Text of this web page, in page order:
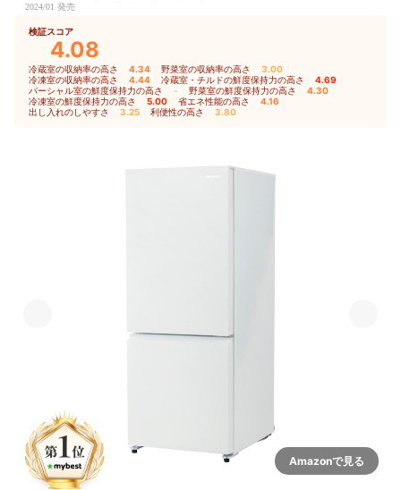
2024/01 発売
検証スコア
4.08
冷蔵室の収納率の高さ 4.34 野菜室の収納率の高さ 3.00
冷凍室の収納率の高さ 4.44 冷蔵室・チルドの鮮度保持力の高さ 4.69
パーシャル室の鮮度保持力の高さ - 野菜室の鮮度保持力の高さ 4.30
冷凍室の鮮度保持力の高さ 5.00 省エネ性能の高さ 4.16
出し入れのしやすさ 3.25 利便性の高さ 3.80
Amazonで見る